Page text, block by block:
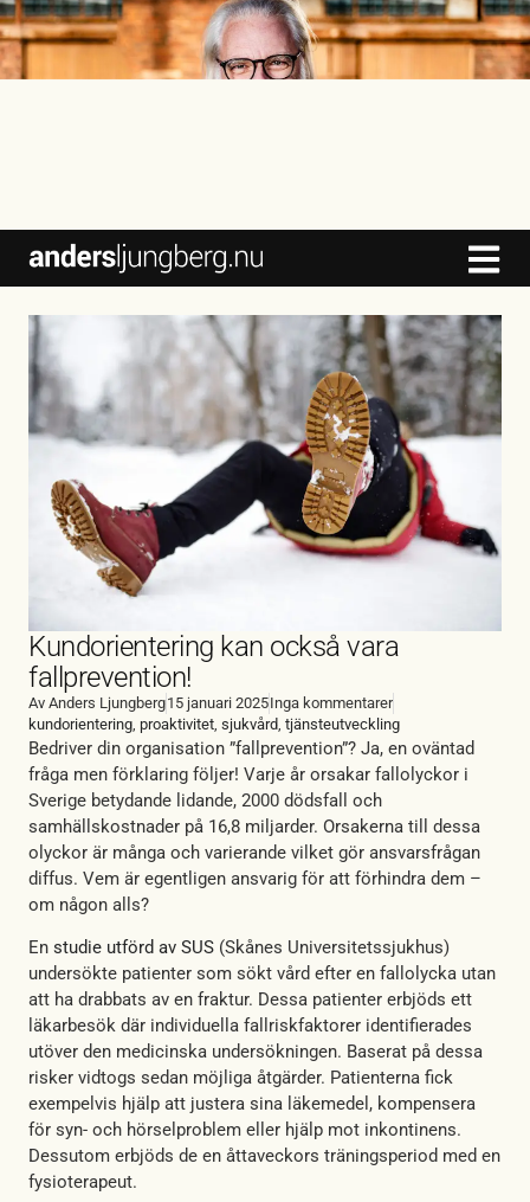
content
Kundorientering kan också vara
fallprevention!
Av Anders Ljungberg15 januari 2025Inga kommentarer
kundorientering proaktivitet sjukvård tjänsteutveckling
Bedriver din organisation ”fallprevention”? Ja, en oväntad
fråga men förklaring följer! Varje år orsakar fallolyckor i
Sverige betydande lidande, 2000 dödsfall och
samhällskostnader på 16,8 miljarder. Orsakerna till dessa
olyckor är många och varierande vilket gör ansvarsfrågan
diffus. Vem är egentligen ansvarig för att förhindra dem –
om någon alls?
En studie utförd av SUS (Skånes Universitetssjukhus)
undersökte patienter som sökt vård efter en fallolycka utan
att ha drabbats av en fraktur. Dessa patienter erbjöds ett
läkarbesök där individuella fallriskfaktorer identifierades
utöver den medicinska undersökningen. Baserat på dessa
risker vidtogs sedan möjliga åtgärder. Patienterna fick
exempelvis hjälp att justera sina läkemedel, kompensera
för syn- och hörselproblem eller hjälp mot inkontinens.
Dessutom erbjöds de en åttaveckors träningsperiod med en
fysioterapeut.